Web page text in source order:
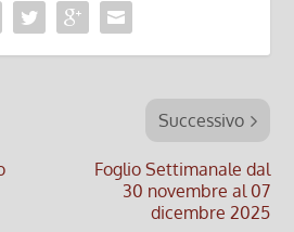
Successivo
Foglio Settimanale dal
30 novembre al 07
dicembre 2025